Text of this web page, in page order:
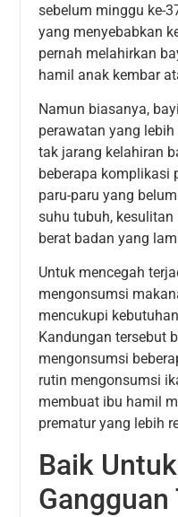
sebelum minggu ke-
yang menyebabkan
pernah melahirkan
hamil anak kembar
Namun biasanya,
perawatan yang
tak jarang kelahiran
beberapa komplikasi
paru-paru yang
suhu tubuh,
berat badan yang
Untuk mencegah
mengonsumsi
mencukupi
Kandungan tersebut
mengonsumsi
rutin mengonsumsi
membuat ibu hamil
prematur yang lebih
Baik
Gangguan